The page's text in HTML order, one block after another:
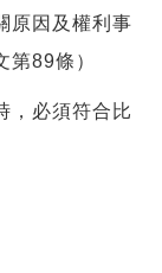
原因及權利事
89條）
，必須符合比